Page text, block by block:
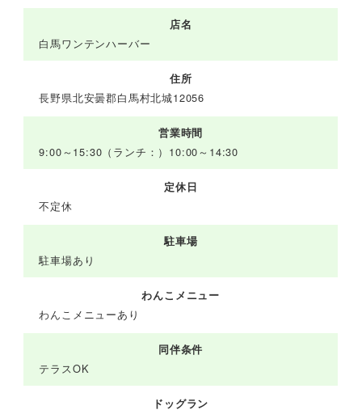
店名
白馬ワンテンハーバー
住所
長野県北安曇郡白馬村北城12056
営業時間
9:00～15:30（ランチ：）10:00～14:30
定休日
不定休
駐車場
駐車場あり
わんこメニュー
わんこメニューあり
同伴条件
テラスOK
ドッグラン